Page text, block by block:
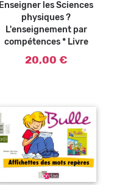
Enseigner les Sciences
physiques ?
L'enseignement par
compétences * Livre
20,00 €
Ajouter au